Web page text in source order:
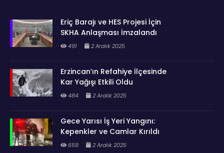
Eriç Barajı ve HES Projesi İçin
SKHA Anlaşması İmzalandı
491 2 Aralık 2025
Erzincan’ın Refahiye İlçesinde
Kar Yağışı Etkili Oldu
484 2 Aralık 2025
Gece Yarısı İş Yeri Yangını:
Kepenkler ve Camlar Kırıldı
659 2 Aralık 2025